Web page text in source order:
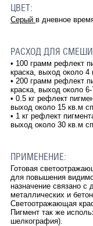
ЦВЕТ:
Серый в дневное
РАСХОД ДЛЯ
• 100 грамм рефлект
краска, выход около
• 200 грамм рефлект
краска, выход около
• 0.5 кг рефлект
выход около 15 кв.м
• 1 кг рефлект
выход около 30 кв.м
ПРИМЕНЕНИЕ:
Готовая
для повышения
назначение связано
металлических и
Светоотражающая
Пигмент так же
шелкография).